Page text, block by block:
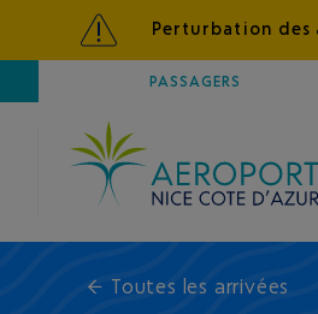
Perturbation des
PASSAGERS
AÉROPORTNICE CÔTE
← Toutes les arrivées